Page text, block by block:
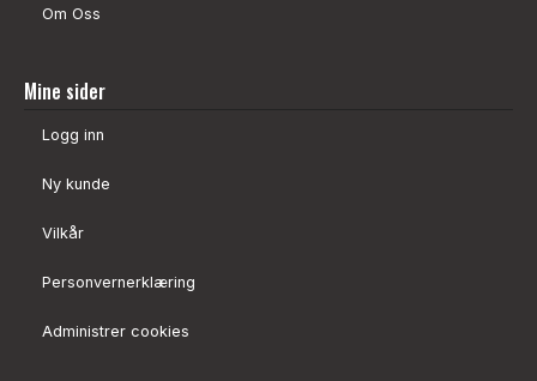
Om Oss
Mine sider
Logg inn
Ny kunde
Vilkår
Personvernerklæring
Administrer cookies